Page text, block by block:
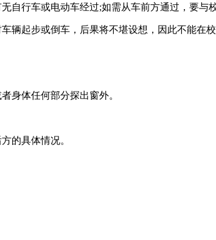
行车或电动车经过;如需从车前方通过，要与
起步或倒车，后果将不堪设想，因此不能在校
体任何部分探出窗外。
的具体情况。